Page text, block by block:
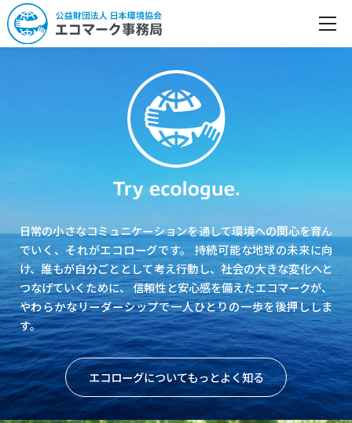
日常の小さなコミュニケーションを通して環境への関心を育ん
でいく、それがエコローグです。
持続可能な地球の未来に向
け、誰もが自分ごととして考え行動し、社会の大きな変化へと
つなげていくために、信頼性と安心感を備えたエコマークが、
やわらかなリーダーシップで一人ひとりの一歩を後押ししま
す。
エコローグについてもっとよく知る